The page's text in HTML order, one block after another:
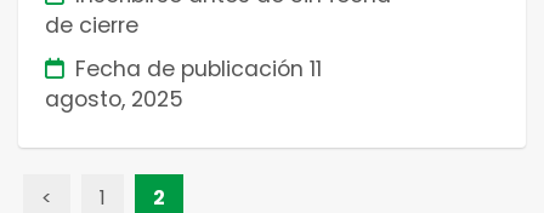
de cierre
Fecha de publicación11
agosto, 2025
< 1 2